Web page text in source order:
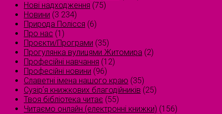
Нові надходження (75)
Новини (3 234)
Природа Полісся (6)
Про нас (1)
Проєкти/Програми (35)
Прогулянка вулицями Житомира (2)
Професійні навчання (12)
Професійні новини (96)
Славетні імена нашого краю (35)
Сузірʼя книжкових благодійників (25)
Твоя бібліотека читає (55)
Читаємо онлайн (електронні книжки) (156)